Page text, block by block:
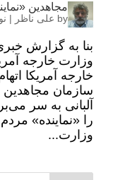
مجاهدین
by علی ناظر |
بنا به گزارش
وزارت خارجه
خارجه آمریکا
سازمان مجاهدین
آلبانی به سر
را «نماینده»
وزارت...